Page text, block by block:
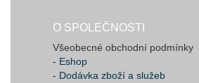
O SPOLEČNOSTI
Všeobecné obchodní podmínky
- Eshop
- Dodávka zboží a služeb